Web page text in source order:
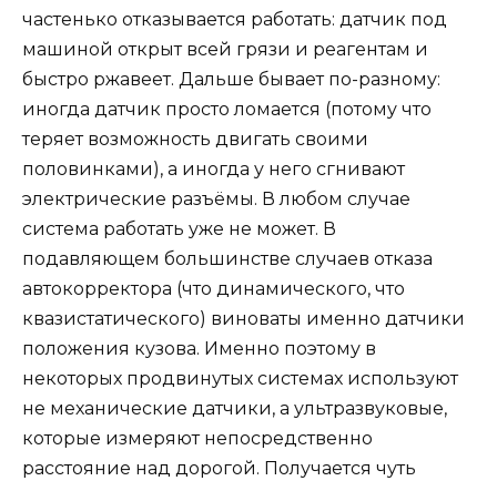
частенько отказывается работать: датчик под
машиной открыт всей грязи и реагентам и
быстро ржавеет. Дальше бывает по-разному:
иногда датчик просто ломается (потому что
теряет возможность двигать своими
половинками), а иногда у него сгнивают
электрические разъёмы. В любом случае
система работать уже не может. В
подавляющем большинстве случаев отказа
автокорректора (что динамического, что
квазистатического) виноваты именно датчики
положения кузова. Именно поэтому в
некоторых продвинутых системах используют
не механические датчики, а ультразвуковые,
которые измеряют непосредственно
расстояние над дорогой. Получается чуть